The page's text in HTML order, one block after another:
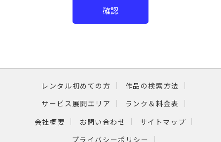
確認
レンタル初めての方
作品の検索方法
サービス展開エリア
ランク＆料金表
会社概要
お問い合わせ
サイトマップ
プライバシーポリシー